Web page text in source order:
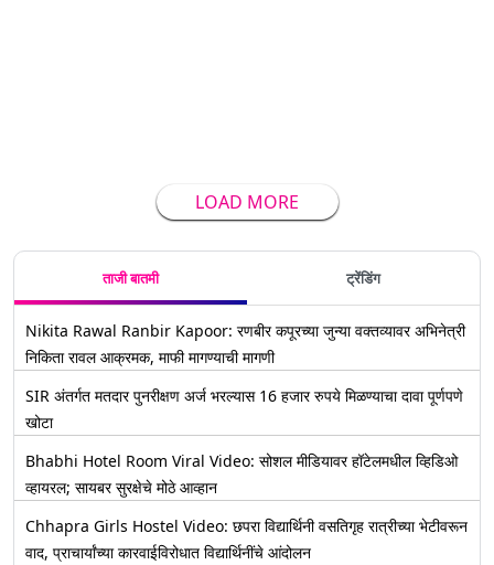
LOAD MORE
ताजी बातमी ट्रेंडिंग
Nikita Rawal Ranbir Kapoor: रणबीर कपूरच्या जुन्या वक्तव्यावर अभिनेत्री
निकिता रावल आक्रमक, माफी मागण्याची मागणी
SIR अंतर्गत मतदार पुनरीक्षण अर्ज भरल्यास 16 हजार रुपये मिळण्याचा दावा पूर्णपणे
खोटा
Bhabhi Hotel Room Viral Video: सोशल मीडियावर हॉटेलमधील व्हिडिओ
व्हायरल; सायबर सुरक्षेचे मोठे आव्हान
Chhapra Girls Hostel Video: छपरा विद्यार्थिनी वसतिगृह रात्रीच्या भेटीवरून
वाद, प्राचार्यांच्या कारवाईविरोधात विद्यार्थिनींचे आंदोलन